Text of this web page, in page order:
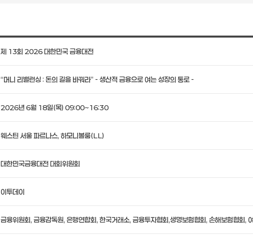
제 13회 2026 대한민국 금융대전
“머니 리밸런싱 : 돈의 길을 바꿔라” - 생산적 금융으로 여는 성장의 통로 -
2026년 6월 18일(목) 09:00~16:30
웨스틴 서울 파르나스, 하모니볼룸(LL)
대한민국금융대전 대회위원회
이투데이
금융위원회, 금융감독원, 은행연합회, 한국거래소, 금융투자협회,생명보험협회, 손해보험협회,